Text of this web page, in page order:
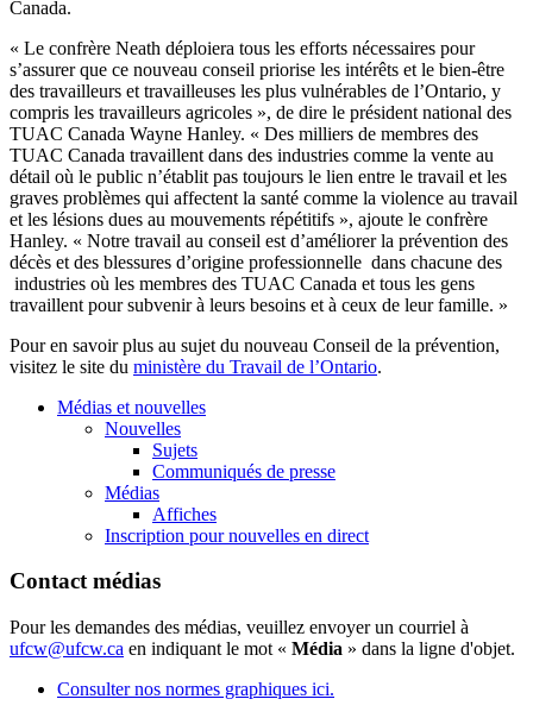
Canada.
« Le confrère Neath déploiera tous les efforts nécessaires pour
s’assurer que ce nouveau conseil priorise les intérêts et le bien-être
des travailleurs et travailleuses les plus vulnérables de l’Ontario, y
compris les travailleurs agricoles », de dire le président national des
TUAC Canada Wayne Hanley. « Des milliers de membres des
TUAC Canada travaillent dans des industries comme la vente au
détail où le public n’établit pas toujours le lien entre le travail et les
graves problèmes qui affectent la santé comme la violence au travail
et les lésions dues au mouvements répétitifs », ajoute le confrère
Hanley. « Notre travail au conseil est d’améliorerla prévention des
décès et des blessures d’origine professionnelle dans chacune des
industries où les membres des TUAC Canada et tous les gens
travaillent poursubvenir à leurs besoins et à ceux de leur famille. »
Pour en savoir plus au sujet du nouveau Conseil de la prévention,
visitez le site du ministère du Travail de l’Ontario.
Médias et nouvelles
Nouvelles
Sujets
Communiqués de presse
Médias
Affiches
Inscription pour nouvelles en direct
Contact médias
Pour les demandes des médias, veuillez envoyer un courriel à
ufcw@ufcw.ca en indiquant le mot « Média » dans la ligne d'objet.
Consulter nos normes graphiques ici.